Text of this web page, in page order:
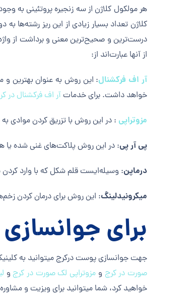
هر مولکول کلاژن از سه زنجیره پروتئینی به
کلاژن تعداد بسیار زیادی از این ریز رشته‌ها
درست‌ترین و صحیح‌ترین معنی و برداشت از
از آنها عبارت‌اند از:
آر اف فرکشنال: این روش به عنوان بهترین
خواهد داشت. برای خدماتآر اف فرکشنال در
مزوتراپی : در این روش با تزریق کردن موادی
پی آر پی: در این روش پلاکت‌های غنی شده یا
درماپن: وسیله‌ایست قلم شکل که با وارد
میکرونیدلینگ: این روش برای درمان کردن
برای
جهت جوانسازی پوست درکرج میتوانید به
صورت در کرج و مزوتراپی لک صورت در کرج و
خواهید کرد، شما میتوانید برای ویزیت و مشاوره با شماره ویژه